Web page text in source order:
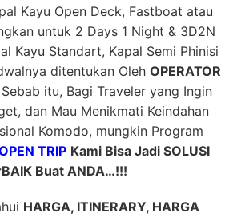
Kayu Open Deck, Fastboat atau
untuk 2 Days 1 Night & 3D2N
Kayu Standart, Kapal Semi Phinisi
ditentukan Oleh OPERATOR
itu, Bagi Traveler yang Ingin
dan Mau Menikmati Keindahan
Komodo, mungkin Program
TRIP Kami Bisa Jadi SOLUSI
Buat ANDA…!!!
HARGA, ITINERARY, HARGA